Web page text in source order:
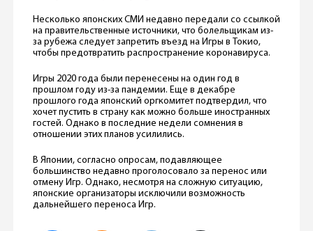
Несколько японских СМИ недавно передали со ссылкой
на правительственные источники, что болельщикам из-
за рубежа следует запретить въезд на Игры в Токио,
чтобы предотвратить распространение коронавируса.
Игры 2020 года были перенесены на один год в
прошлом году из-за пандемии. Еще в декабре
прошлого года японский оргкомитет подтвердил, что
хочет пустить в страну как можно больше иностранных
гостей. Однако в последние недели сомнения в
отношении этих планов усилились.
В Японии, согласно опросам, подавляющее
большинство недавно проголосовало за перенос или
отмену Игр. Однако, несмотря на сложную ситуацию,
японские организаторы исключили возможность
дальнейшего переноса Игр.